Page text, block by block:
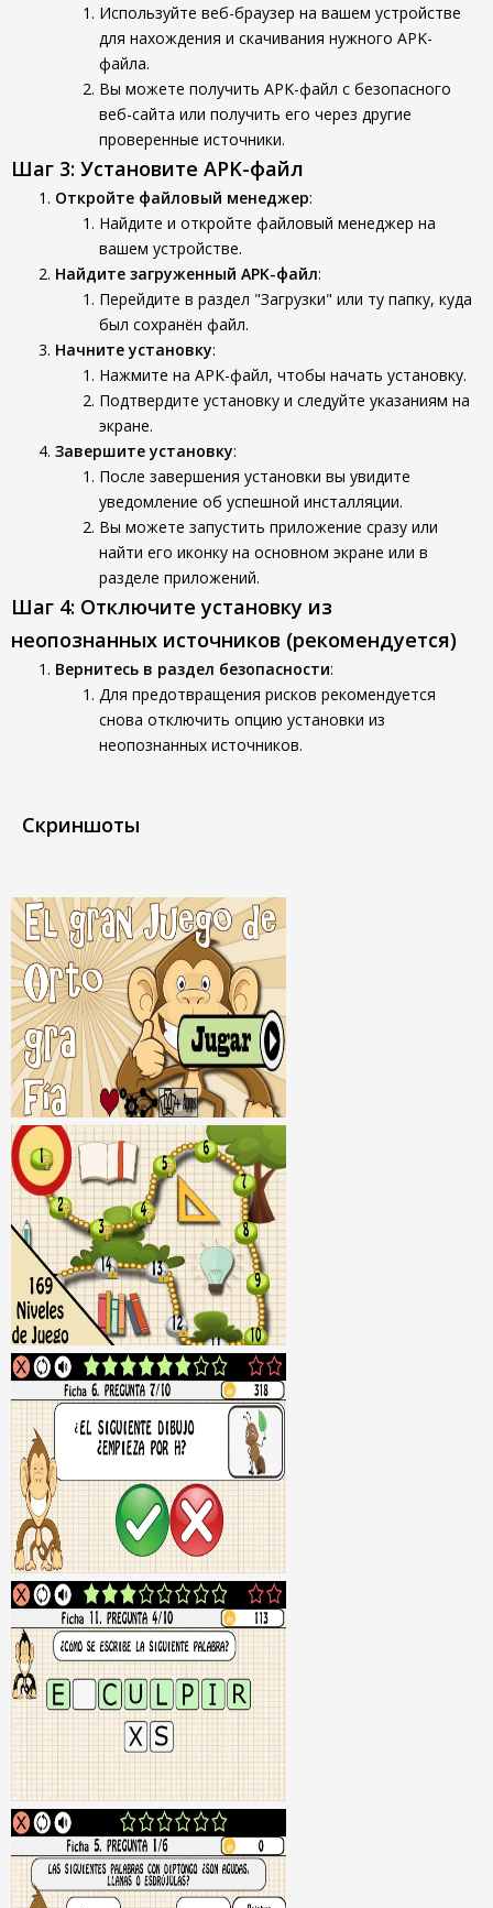
Используйте веб-браузер на вашем устройстве
для нахождения и скачивания нужного APK-
файла.
Вы можете получить APK-файл с безопасного
веб-сайта или получить его через другие
проверенные источники.
Шаг 3: Установите APK-файл
Откройте файловый менеджер:
Найдите и откройте файловый менеджер на
вашем устройстве.
Найдите загруженный APK-файл:
Перейдите в раздел "Загрузки" или ту папку, куда
был сохранён файл.
Начните установку:
Нажмите на APK-файл, чтобы начать установку.
Подтвердите установку и следуйте указаниям на
экране.
Завершите установку:
После завершения установки вы увидите
уведомление об успешной инсталляции.
Вы можете запустить приложение сразу или
найти его иконку на основном экране или в
разделе приложений.
Шаг 4: Отключите установку из
неопознанных источников (рекомендуется)
Вернитесь в раздел безопасности:
Для предотвращения рисков рекомендуется
снова отключить опцию установки из
неопознанных источников.
Скриншоты